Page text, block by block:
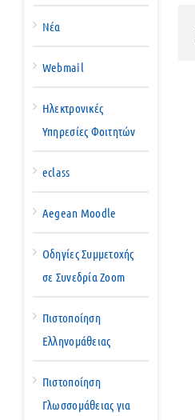
Νέα
Webmail
Ηλεκτρονικές
Υπηρεσίες Φοιτητών
eclass
Aegean Moodle
Οδηγίες Συμμετοχής
σε Συνεδρία Zoom
Πιστοποίηση
Ελληνομάθειας
Πιστοποίηση
Γλωσσομάθειας για